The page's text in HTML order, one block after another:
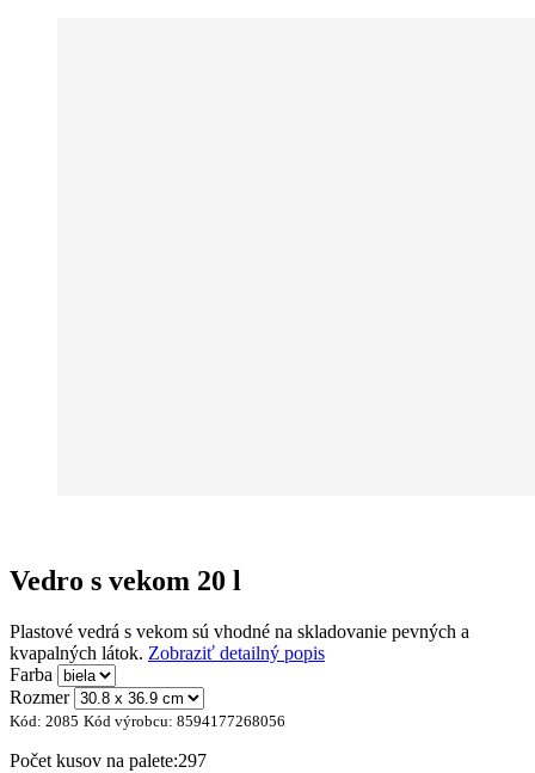
Vedro s vekom 20 l
Plastové vedrá s vekom sú vhodné na skladovanie pevných a
kvapalných látok. Zobraziť detailný popis
Farba
Rozmer
Kód: 2085 Kód výrobcu: 8594177268056
Počet kusov na palete:297